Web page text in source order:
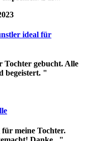
ideal für
Tochter gebucht. Alle
begeistert. "
meine Tochter.